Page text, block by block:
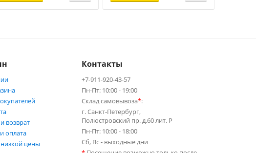
возврат
оплата
цены
Контакты
+7-911-920-43-57
Пн-Пт: 10:00 - 19:00
Склад самовывоза*:
г. Санкт-Петербург,
Полюстровский пр. д.60 лит. Р
Пн-Пт: 10:00 - 18:00
Сб, Вс - выходные дни